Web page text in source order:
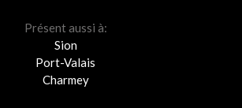
Présent aussi à:
Sion
Port-Valais
Charmey